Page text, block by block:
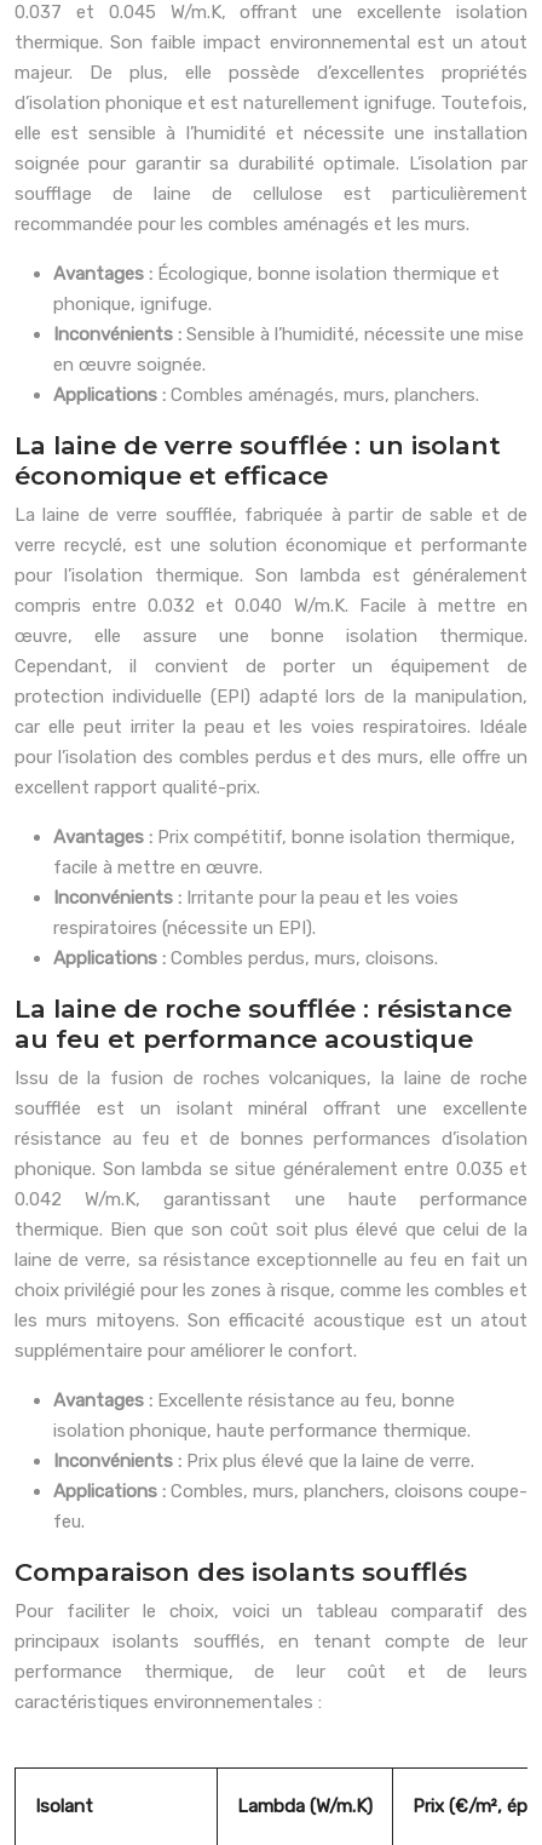
0.037 et 0.045 W/m.K, offrant une excellente isolation
thermique. Son faible impact environnemental est un atout
majeur. De plus, elle possède d’excellentes propriétés
d’isolation phonique et est naturellement ignifuge. Toutefois,
elle est sensible à l’humidité et nécessite une installation
soignée pour garantir sa durabilité optimale. L’isolation par
soufflage de laine de cellulose est particulièrement
recommandée pour les combles aménagés et les murs.
Avantages : Écologique, bonne isolation thermique et
phonique, ignifuge.
Inconvénients : Sensible à l’humidité, nécessite une mise
en œuvre soignée.
Applications : Combles aménagés, murs, planchers.
La laine de verre soufflée : un isolant
économique et efficace
La laine de verre soufflée, fabriquée à partir de sable et de
verre recyclé, est une solution économique et performante
pour l’isolation thermique. Son lambda est généralement
compris entre 0.032 et 0.040 W/m.K. Facile à mettre en
œuvre, elle assure une bonne isolation thermique.
Cependant, il convient de porter un équipement de
protection individuelle (EPI) adapté lors de la manipulation,
car elle peut irriter la peau et les voies respiratoires. Idéale
pour l’isolation des combles perdus et des murs, elle offre un
excellent rapport qualité-prix.
Avantages : Prix compétitif, bonne isolation thermique,
facile à mettre en œuvre.
Inconvénients : Irritante pour la peau et les voies
respiratoires (nécessite un EPI).
Applications : Combles perdus, murs, cloisons.
La laine de roche soufflée : résistance
au feu et performance acoustique
Issu de la fusion de roches volcaniques, la laine de roche
soufflée est un isolant minéral offrant une excellente
résistance au feu et de bonnes performances d’isolation
phonique. Son lambda se situe généralement entre 0.035 et
0.042 W/m.K, garantissant une haute performance
thermique. Bien que son coût soit plus élevé que celui de la
laine de verre, sa résistance exceptionnelle au feu en fait un
choix privilégié pour les zones à risque, comme les combles et
les murs mitoyens. Son efficacité acoustique est un atout
supplémentaire pour améliorer le confort.
Avantages : Excellente résistance au feu, bonne
isolation phonique, haute performance thermique.
Inconvénients : Prix plus élevé que la laine de verre.
Applications : Combles, murs, planchers, cloisons coupe-
feu.
Comparaison des isolants soufflés
Pour faciliter le choix, voici un tableau comparatif des
principaux isolants soufflés, en tenant compte de leur
performance thermique, de leur coût et de leurs
caractéristiques environnementales :
Isolant Lambda (W/m.K) Prix (€/m²,